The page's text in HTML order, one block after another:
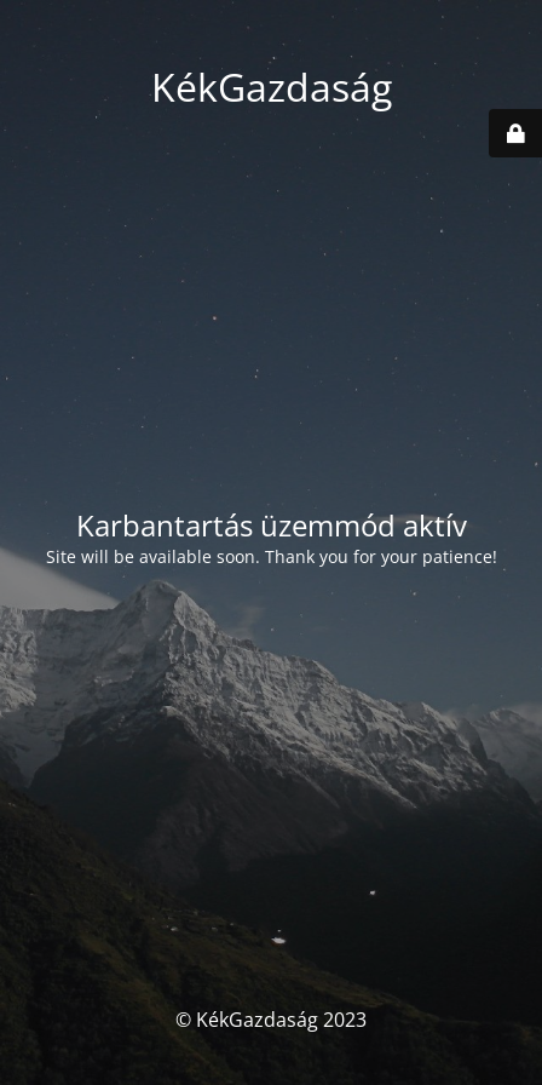
KékGazdaság
Karbantartás üzemmód aktív
Site will be available soon. Thank you for your patience!
© KékGazdaság 2023